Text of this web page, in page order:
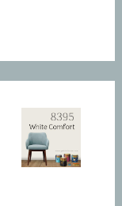
كومفورت
0555948763